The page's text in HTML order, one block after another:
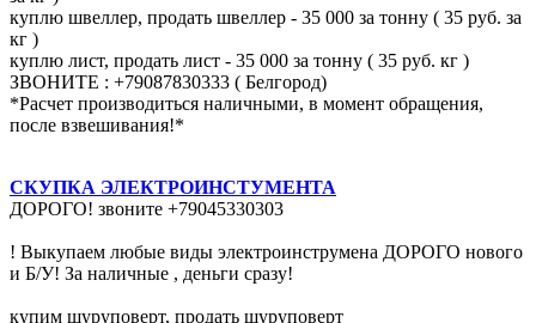
куплю швеллер, продать швеллер - 35 000 за тонну ( 35 руб. за
кг )
куплю лист, продать лист - 35 000 за тонну ( 35 руб. кг )
ЗВОНИТЕ : +79087830333 ( Белгород)
*Расчет производиться наличными, в момент обращения,
после взвешивания!*
СКУПКА ЭЛЕКТРОИНСТУМЕНТА
ДОРОГО! звоните +79045330303
! Выкупаем любые виды электроинструмена ДОРОГО нового
и Б/У! За наличные , деньги сразу!
купим шуруповерт, продать шуруповерт